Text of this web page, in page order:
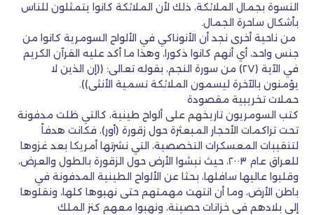
النسوة بجمال الملائكة، ذلك لأن الملائكة كانوا يتمثلون للناس
بأشكال ساحرة الجمال.
من ناحية أخرى نجد أن الأنوناكي في الألواح السومرية كانوا من
جنس واحد، أي أنهم كانوا ذكورا، وهذا ما أكد عليه القرآن الكريم
في الآية (٢٧) من سورة النجم، بقوله تعالى: ((إن الذين لا
يؤمنون بالآخرة ليسمون الملائكة تسمية الأنثى)).
حملات تخريبية مقصودة
كتب السومريون تاريخهم على ألواح طينية، كالتي ظلت مدفونة
تحت تراكمات الأحجار المبعثرة حول زقورة (أور)، فكانت هدفاً
لتنقيبات المعسكرات التخصصية، التي نشرتها أمريكا بعد غزوها
للعراق عام ٢٠٠٣، حيث نبشوا الأرض حول الزقورة بالطول والعرض،
وقلبوا عاليها سافلها، بحثا عن الألواح الطينية المدفونة في
باطن الأرض، وما أن انتهت مهمتهم حتى نهبوها كلها، ونقلوها
إلى بلادهم في خزانات حصينة، ونهبوا معهم كنز الملك